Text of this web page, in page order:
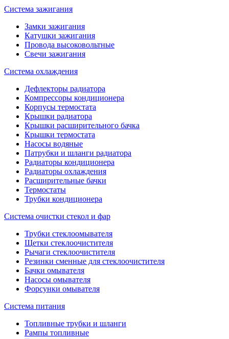
Система зажигания
Замки зажигания
Катушки зажигания
Провода высоковольтные
Свечи зажигания
Система охлаждения
Дефлекторы радиатора
Компрессоры кондиционера
Корпусы термостата
Крышки радиатора
Крышки расширительного бачка
Крышки термостата
Насосы водяные
Патрубки и шланги радиатора
Радиаторы кондиционера
Радиаторы охлаждения
Расширительные бачки
Термостаты
Трубки кондиционера
Система очистки стекол и фар
Трубки стеклоомывателя
Щетки стеклоочистителя
Рычаги стеклоочистителя
Резинки сменные для стеклоочистителя
Бачки омывателя
Насосы омывателя
Форсунки омывателя
Система питания
Топливные трубки и шланги
Рампы топливные